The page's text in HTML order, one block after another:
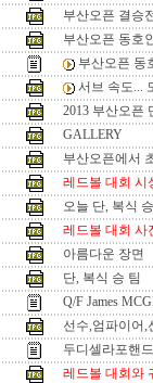
부산오픈 결승
부산오픈 동호
부산오픈 동
서브 속도...
2013 부산오픈
GALLERY
부산오픈에서
레드볼 대회 시
오늘 단, 복식
레드볼 대회 사
아름다운 장면
단, 복식 승 팀
Q/F James
선수,엄파이어,
두디셀라포핸
레드볼 대회와